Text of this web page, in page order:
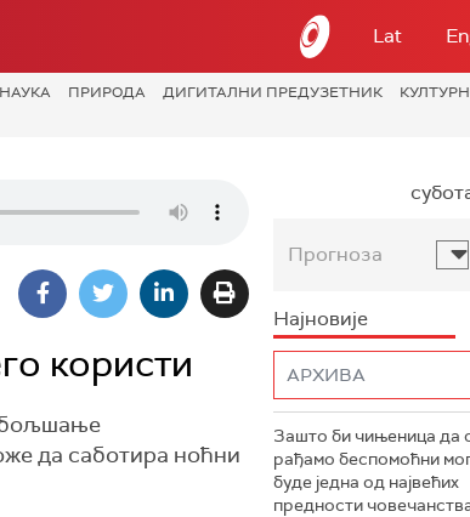
Lat
НАУКА ПРИРОДА ДИГИТАЛНИ ПРЕДУЗЕТНИК
користи
да саботира ноћни
Прогноза
Најновије
Зашто би чињеница да
рађамо беспомоћни
буде једна од највећих
предности